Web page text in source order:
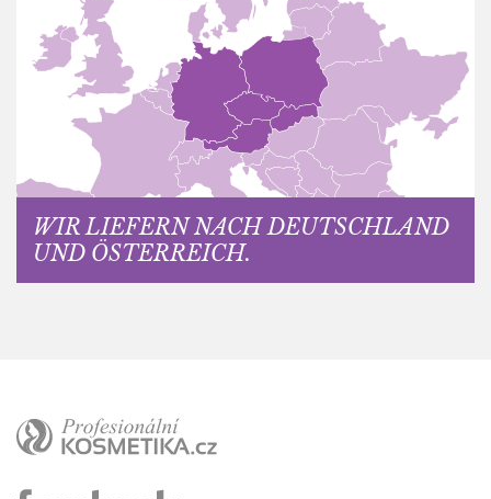
WIR LIEFERN NACH DEUTSCHLAND
UND ÖSTERREICH.